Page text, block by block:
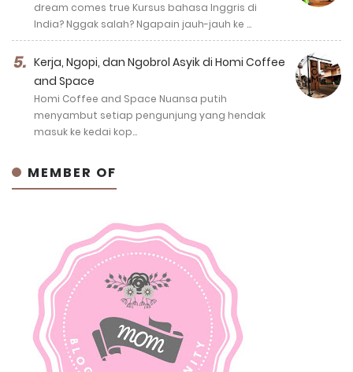
dream comes true Kursus bahasa Inggris di
India? Nggak salah? Ngapain jauh-jauh ke …
Kerja, Ngopi, dan Ngobrol Asyik di Homi Coffee
and Space
Homi Coffee and Space Nuansa putih
menyambut setiap pengunjung yang hendak
masuk ke kedai kop…
MEMBER OF